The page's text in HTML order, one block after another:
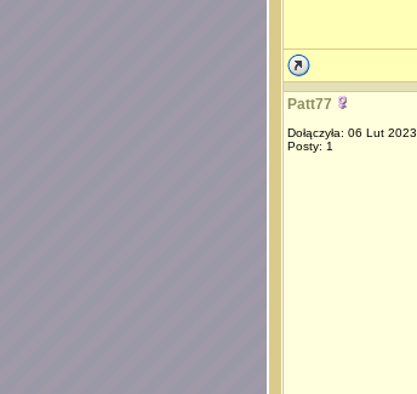
Patt77
Dołączyła: 06 Lut 2023
Posty: 1